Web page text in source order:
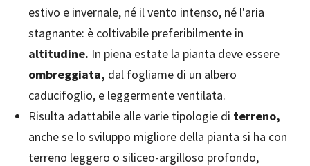
estivo e invernale, né il vento intenso, né l'aria
stagnante: è coltivabile preferibilmente in
altitudine. In piena estate la pianta deve essere
ombreggiata, dal fogliame di un albero
caducifoglio, e leggermente ventilata.
Risulta adattabile alle varie tipologie di terreno,
anche se lo sviluppo migliore della pianta si ha con
terreno leggero o siliceo-argilloso profondo,